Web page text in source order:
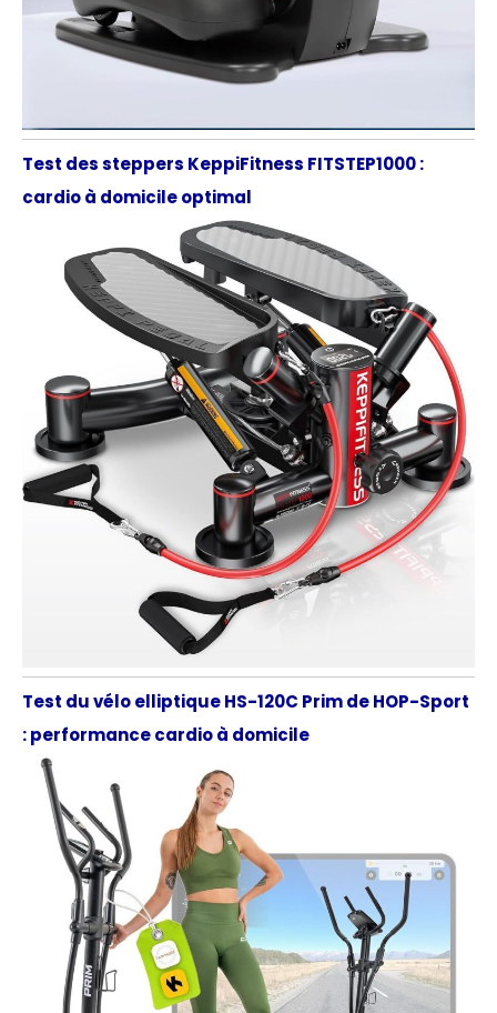
Test des steppers KeppiFitness FITSTEP1000 :
cardio à domicile optimal
Test du vélo elliptique HS-120C Prim de HOP-Sport
: performance cardio à domicile